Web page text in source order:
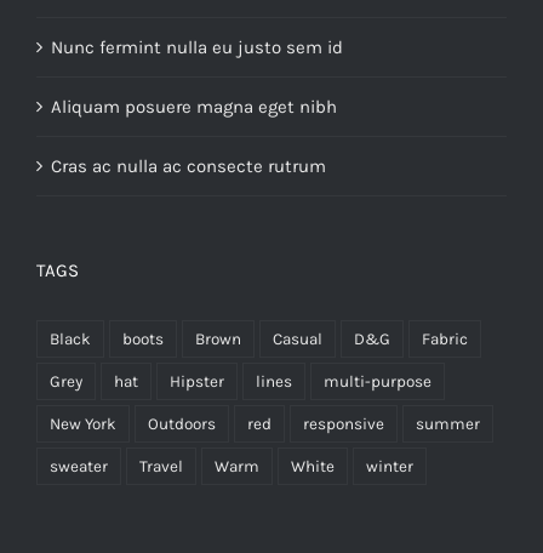
Nunc fermint nulla eu justo sem id
Aliquam posuere magna eget nibh
Cras ac nulla ac consecte rutrum
TAGS
Black boots Brown Casual D&G Fabric
Grey hat Hipster lines multi-purpose
New York Outdoors red responsive summer
sweater Travel Warm White winter